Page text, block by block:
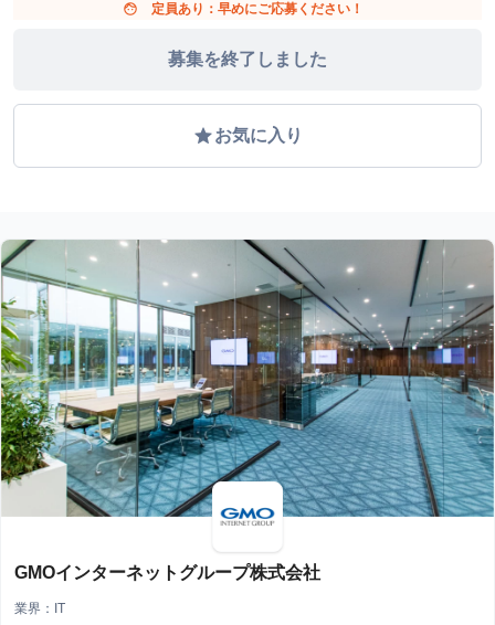
face 定員あり：早めにご応募ください！
募集を終了しました
gradeお気に入り
GMOインターネットグループ株式会社
業界：IT